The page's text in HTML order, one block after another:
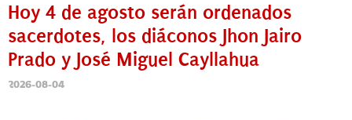
Hoy 4 de agosto serán ordenados
sacerdotes, los diáconos Jhon Jairo
Prado y José Miguel Cayllahua
2026-08-04